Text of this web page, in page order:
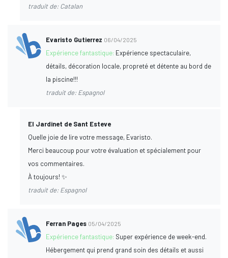
traduit de: Catalan
Evaristo Gutierrez 06/04/2025
Expérience fantastique: Expérience spectaculaire,
détails, décoration locale, propreté et détente au bord de
la piscine!!!
traduit de: Espagnol
El Jardinet de Sant Esteve
Quelle joie de lire votre message, Evaristo.
Merci beaucoup pour votre évaluation et spécialement pour
vos commentaires.
À toujours! ✨
traduit de: Espagnol
Ferran Pages 05/04/2025
Expérience fantastique: Super expérience de week-end.
Hébergement qui prend grand soin des détails et aussi